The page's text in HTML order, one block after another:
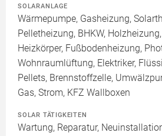
SOLARANLAGE
Wärmepumpe, Gasheizung,
Pelletheizung, BHKW,
Heizkörper, Fußbodenheizung,
Wohnraumlüftung, Elektriker,
Pellets, Brennstoffzelle,
Gas, Strom, KFZ Wallboxen
SOLAR TÄTIGKEITEN
Wartung, Reparatur,